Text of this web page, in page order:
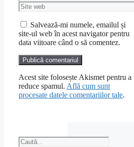
Site
web
Salvează-mi numele, emailul și
site-ul web în acest navigator pentru
data viitoare când o să comentez.
Acest site folosește Akismet pentru a
reduce spamul. Află cum sunt
procesate datele comentariilor tale.
Caută